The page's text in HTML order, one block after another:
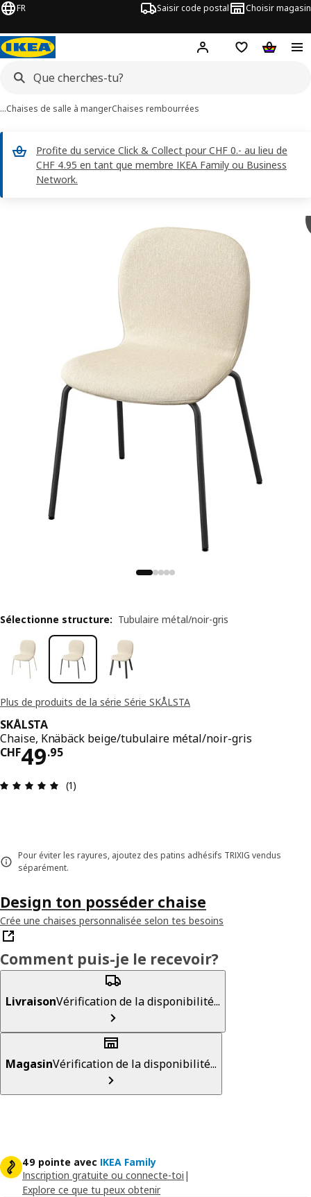
FR Saisir code postal Choisir magasin
Hej! Connecte-toi
Liste d'achats
Panier
…Chaises de salle à mangerChaises rembourrées
Profite du service Click & Collect pour CHF 0.- au lieu de
CHF 4.95 en tant que membre IKEA Family ou Business
Network.
Plus de produits de la série Série SKÅLSTA
SKÅLSTA
Chaise, Knäbäck beige/tubulaire métal/noir-gris
CHF49.95
Prix CHF 49.95
Avis: 5 sur 5 étoiles. Nombre total d’avis: 1
(1)
Pour éviter les rayures, ajoutez des patins adhésifs TRIXIG vendus
séparément.
Sélectionne structure: Tubulaire métal/noir-gris
Design ton posséder chaise
Crée une chaises personnalisée selon tes besoins
Comment puis-je le recevoir?
LivraisonVérification de la disponibilité...
MagasinVérification de la disponibilité...
49 pointe avec IKEA Family
Inscription gratuite ou connecte-toi |
Explore ce que tu peux obtenir